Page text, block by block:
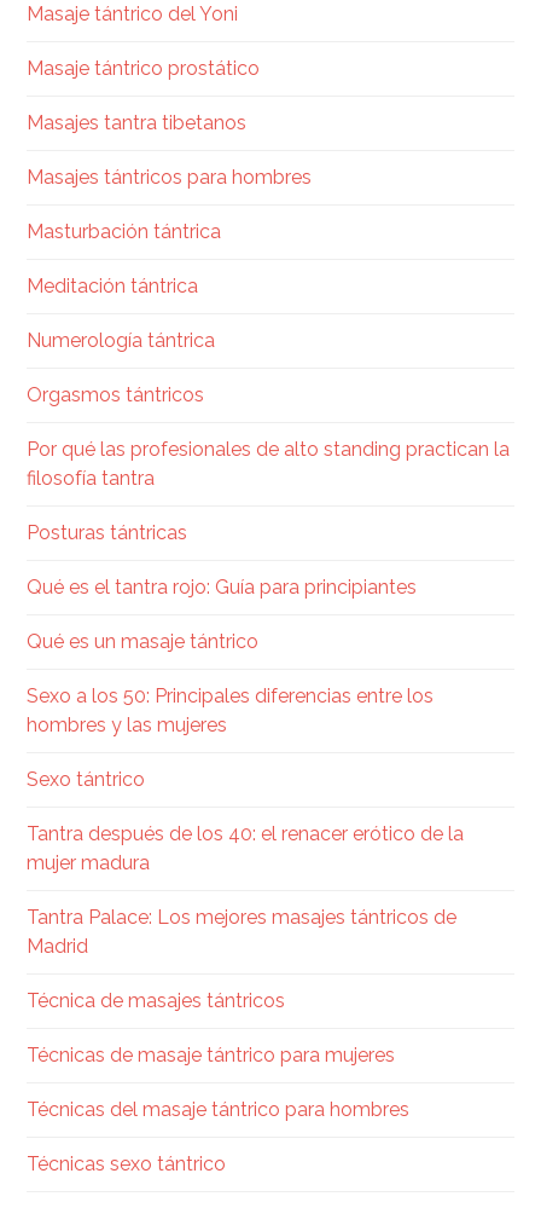
Masaje tántrico del Yoni
Masaje tántrico prostático
Masajes tantra tibetanos
Masajes tántricos para hombres
Masturbación tántrica
Meditación tántrica
Numerología tántrica
Orgasmos tántricos
Por qué las profesionales de alto standing practican la
filosofía tantra
Posturas tántricas
Qué es el tantra rojo: Guía para principiantes
Qué es un masaje tántrico
Sexo a los 50: Principales diferencias entre los
hombres y las mujeres
Sexo tántrico
Tantra después de los 40: el renacer erótico de la
mujer madura
Tantra Palace: Los mejores masajes tántricos de
Madrid
Técnica de masajes tántricos
Técnicas de masaje tántrico para mujeres
Técnicas del masaje tántrico para hombres
Técnicas sexo tántrico